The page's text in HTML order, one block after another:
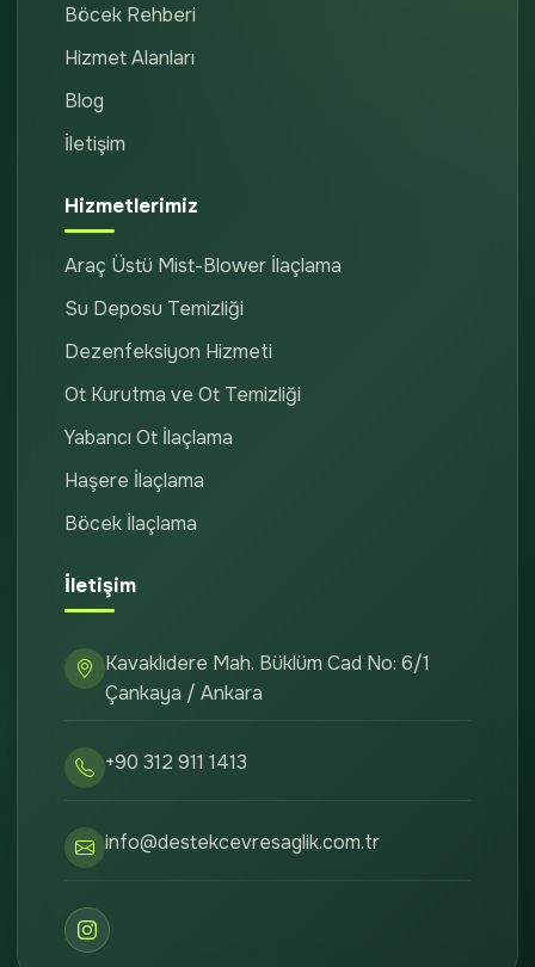
Böcek Rehberi
Hizmet Alanları
Blog
İletişim
Hizmetlerimiz
Araç Üstü Mist-Blower İlaçlama
Su Deposu Temizliği
Dezenfeksiyon Hizmeti
Ot Kurutma ve Ot Temizliği
Yabancı Ot İlaçlama
Haşere İlaçlama
Böcek İlaçlama
İletişim
Kavaklıdere Mah. Büklüm Cad No: 6/1
Çankaya / Ankara
+90 312 911 1413
info@destekcevresaglik.com.tr